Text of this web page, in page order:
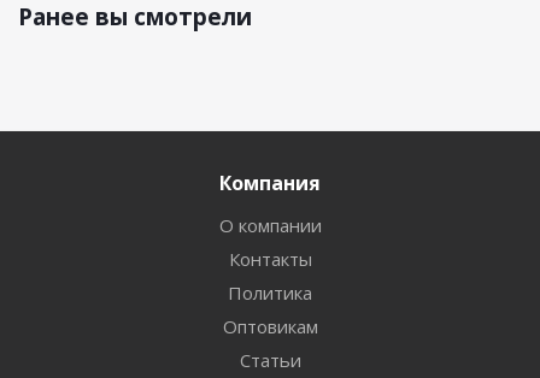
Ранее вы смотрели
Компания
О компании
Контакты
Политика
Оптовикам
Статьи